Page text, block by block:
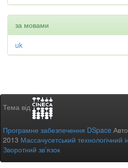
за мовами
uk
Тема від
Програмне забезпечення DSpace
2013 Массачусетський технологічний
Зворотний зв’язок